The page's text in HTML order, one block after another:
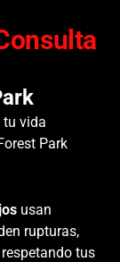
tu vida
Park
usan
rupturas,
tus